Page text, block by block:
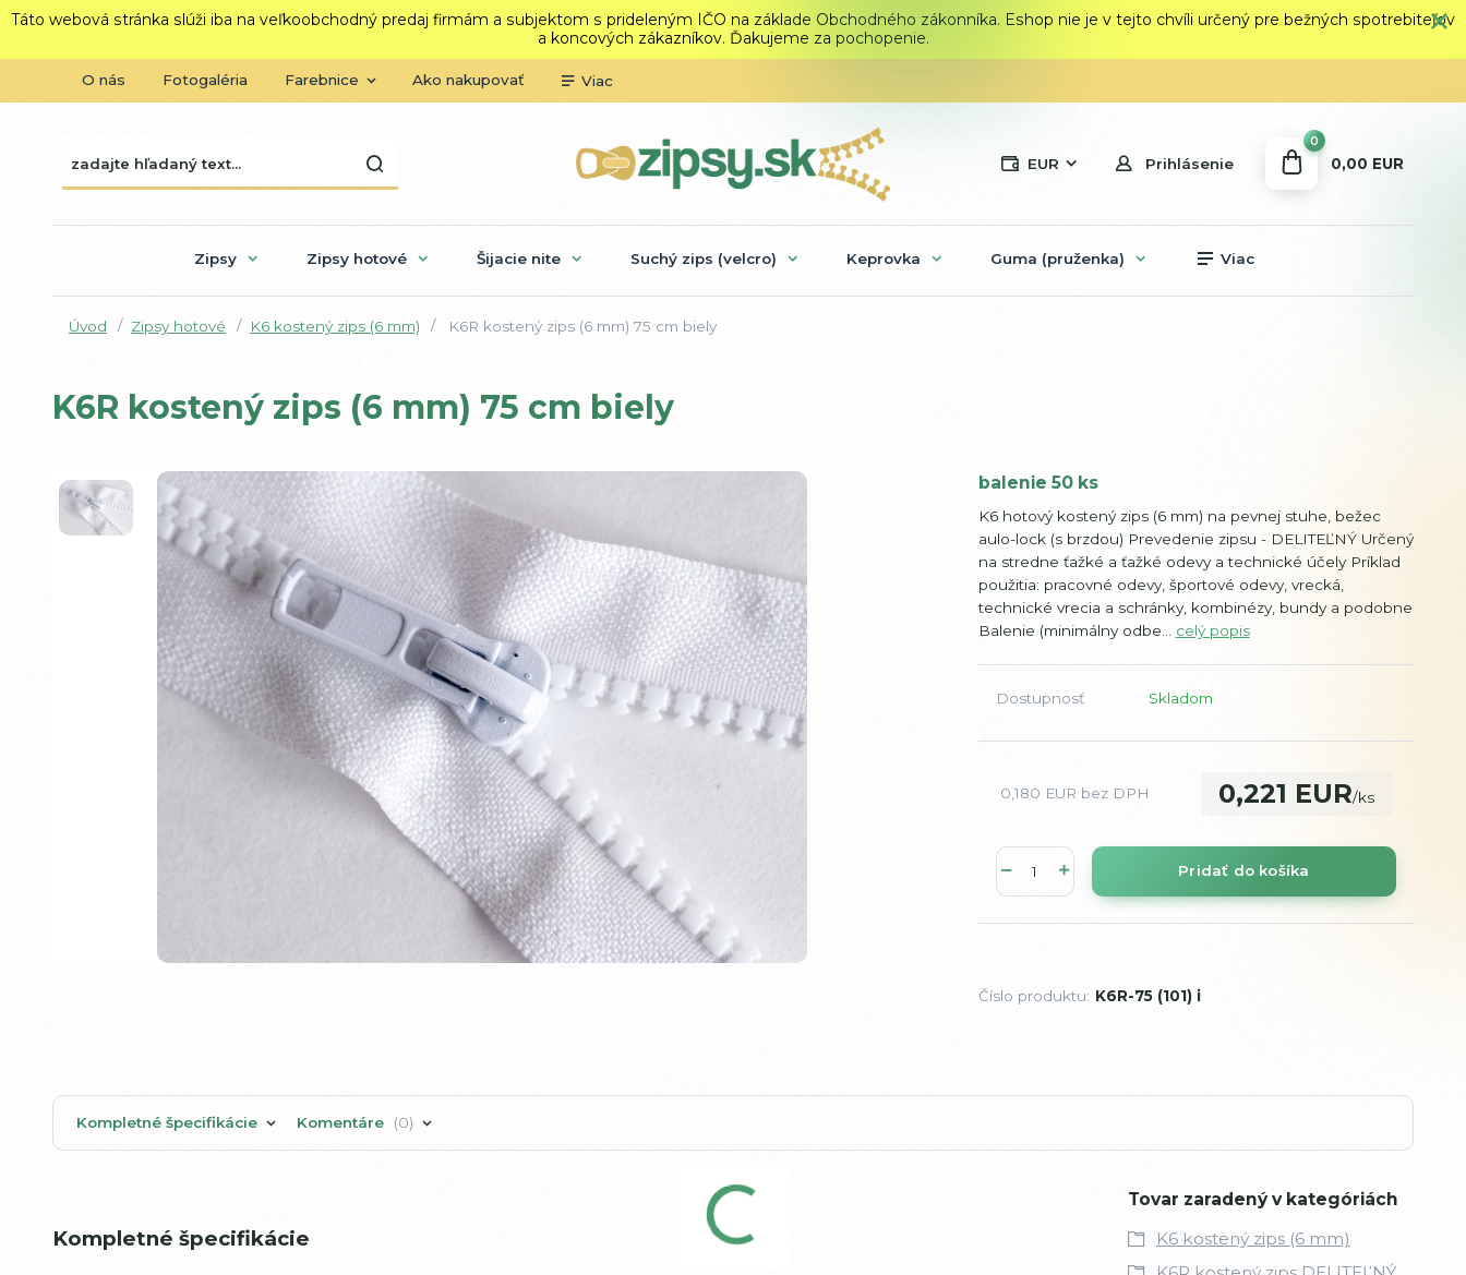
Táto webová stránka slúži iba na veľkoobchodný predaj firmám a subjektom s prideleným IČO na základe Obchodného zákonníka. Eshop nie je v tejto chvíli určený pre bežných spotrebiteľov
a koncových zákazníkov. Ďakujeme za pochopenie.
O nás Fotogaléria Farebnice Ako nakupovať Viac
EUR Prihlásenie
0
0,00 EUR
Zipsy Zipsy hotové Šijacie nite Suchý zips (velcro) Keprovka Guma (pruženka) Viac
Úvod Zipsy hotové K6 kostený zips (6 mm) K6R kostený zips (6 mm) 75 cm biely
K6R kostený zips (6 mm) 75 cm biely
balenie 50 ks
K6 hotový kostený zips (6 mm) na pevnej stuhe, bežec
aulo-lock (s brzdou) Prevedenie zipsu - DELITEĽNÝ Určený
na stredne ťažké a ťažké odevy a technické účely Príklad
použitia: pracovné odevy, športové odevy, vrecká,
technické vrecia a schránky, kombinézy, bundy a podobne
Balenie (minimálny odbe... celý popis
Dostupnosť Skladom
0,221 EUR/ks
0,180 EUR bez DPH
Pridať do košíka
Číslo produktu: K6R-75 (101) i
Kompletné špecifikácie Komentáre 0
Kompletné špecifikácie
Tovar zaradený v kategóriách
K6 kostený zips (6 mm)